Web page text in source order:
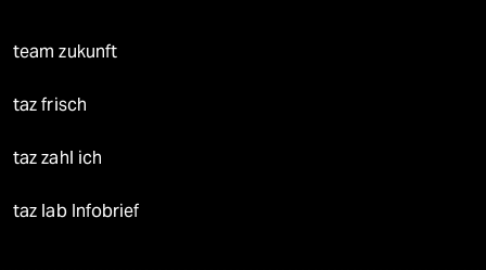
team zukunft
taz frisch
taz zahl ich
taz lab Infobrief